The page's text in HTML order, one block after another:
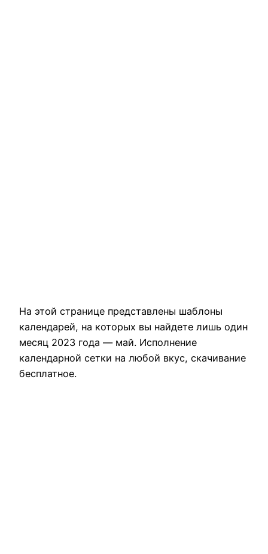
На этой странице представлены шаблоны
календарей, на которых вы найдете лишь один
месяц 2023 года — май. Исполнение
календарной сетки на любой вкус, скачивание
бесплатное.